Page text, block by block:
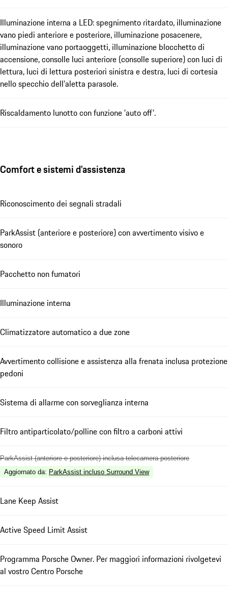
Illuminazione interna a LED: spegnimento ritardato, illuminazione
vano piedi anteriore e posteriore, illuminazione posacenere,
illuminazione vano portaoggetti, illuminazione blocchetto di
accensione, consolle luci anteriore (consolle superiore) con luci di
lettura, luci di lettura posteriori sinistra e destra, luci di cortesia
nello specchio dell'aletta parasole.
Riscaldamento lunotto con funzione 'auto off'.
Comfort e sistemi d'assistenza
Riconoscimento dei segnali stradali
ParkAssist (anteriore e posteriore) con avvertimento visivo e
sonoro
Pacchetto non fumatori
Illuminazione interna
Climatizzatore automatico a due zone
Avvertimento collisione e assistenza alla frenata inclusa protezione
pedoni
Sistema di allarme con sorveglianza interna
Filtro antiparticolato/polline con filtro a carboni attivi
ParkAssist (anteriore e posteriore) inclusa telecamera posteriore
Aggiornato da: ParkAssist incluso Surround View
Lane Keep Assist
Active Speed Limit Assist
Programma Porsche Owner. Per maggiori informazioni rivolgetevi
al vostro Centro Porsche